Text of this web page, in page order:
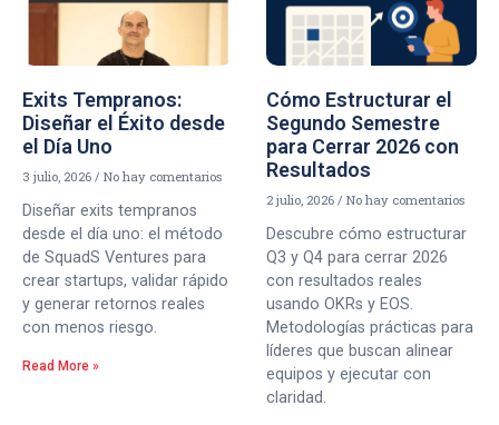
Exits Tempranos:
Diseñar el Éxito desde
el Día Uno
3 julio, 2026 No hay comentarios
Diseñar exits tempranos
desde el día uno: el método
de SquadS Ventures para
crear startups, validar rápido
y generar retornos reales
con menos riesgo.
Read More »
Cómo Estructurar el
Segundo Semestre
para Cerrar 2026 con
Resultados
2 julio, 2026 No hay comentarios
Descubre cómo estructurar
Q3 y Q4 para cerrar 2026
con resultados reales
usando OKRs y EOS.
Metodologías prácticas para
líderes que buscan alinear
equipos y ejecutar con
claridad.